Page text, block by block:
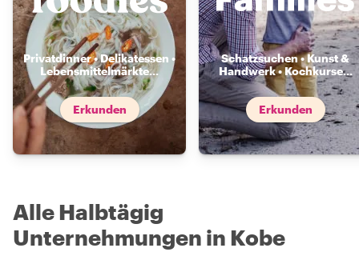
Privatdinner • Delikatessen •
Lebensmittelmärkte...
Erkunden
Schatzsuchen • Kunst &
Handwerk • Kochkurse...
Erkunden
Alle Halbtägig
Unternehmungen in Kobe